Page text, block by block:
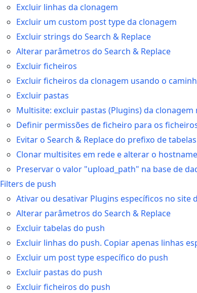
Excluir linhas da clonagem
Excluir um custom post type da clonagem
Excluir strings do Search & Replace
Alterar parâmetros do Search & Replace
Excluir ficheiros
Excluir ficheiros da clonagem usando o
Excluir pastas
Multisite: excluir pastas (Plugins) da
Definir permissões de ficheiro para os
Evitar o Search & Replace do prefixo de
Clonar multisites em rede e alterar o
Preservar o valor "upload_path" na base de
Filters de push
Ativar ou desativar Plugins específicos no
Alterar parâmetros do Search & Replace
Excluir tabelas do push
Excluir linhas do push. Copiar apenas linhas
Excluir um post type específico do push
Excluir pastas do push
Excluir ficheiros do push